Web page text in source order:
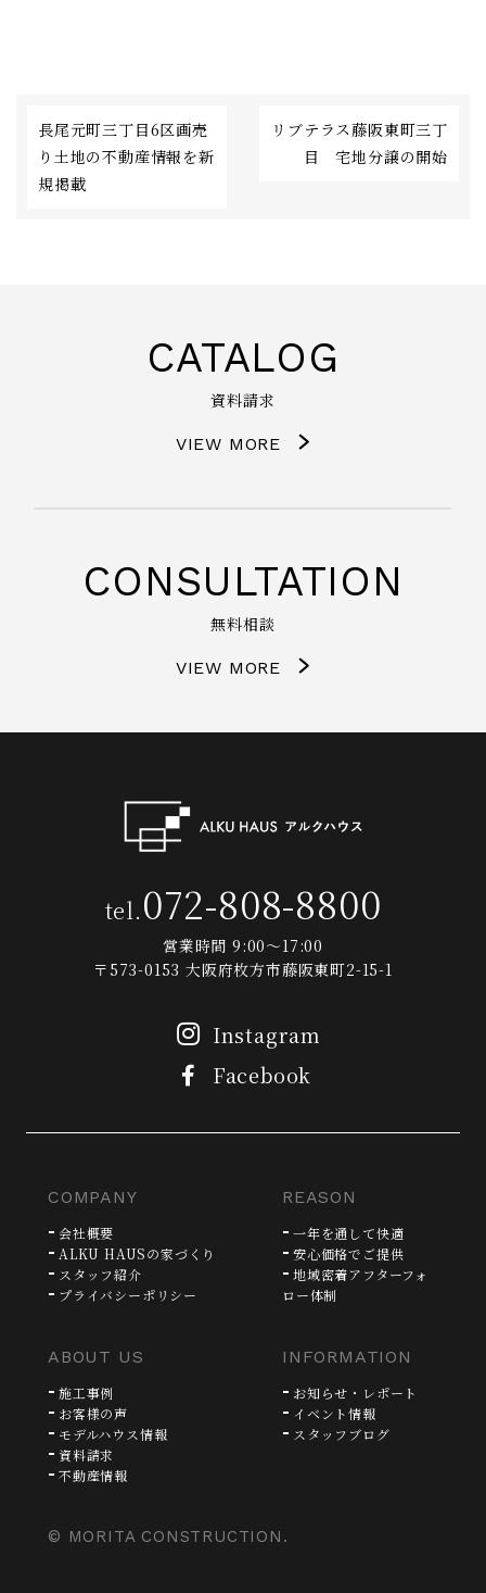
長尾元町三丁目6区画売
り土地の不動産情報を新
規掲載
リブテラス藤阪東町三丁
目 宅地分譲の開始
CATALOG
資料請求
VIEW MORE
CONSULTATION
無料相談
VIEW MORE
tel.072-808-8800
営業時間 9:00～17:00
〒573-0153 大阪府枚方市藤阪東町2-15-1
Instagram
Facebook
COMPANY
会社概要
ALKU HAUSの家づくり
スタッフ紹介
プライバシーポリシー
REASON
一年を通して快適
安心価格でご提供
地域密着アフターフォ
ロー体制
ABOUT US
施工事例
お客様の声
モデルハウス情報
資料請求
不動産情報
INFORMATION
お知らせ・レポート
イベント情報
スタッフブログ
© MORITA CONSTRUCTION.